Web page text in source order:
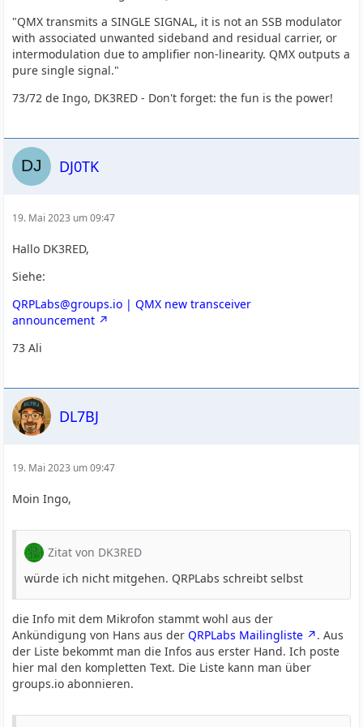
"QMX transmits a SINGLE SIGNAL, it is not an SSB modulator
with associated unwanted sideband and residual carrier, or
intermodulation due to amplifier non-linearity. QMX outputs a
pure single signal."
73/72 de Ingo, DK3RED - Don't forget: the fun is the power!
DJ0TK
19. Mai 2023 um 09:47
Hallo DK3RED,
Siehe:
QRPLabs@groups.io | QMX new transceiver
announcement
73 Ali
DL7BJ
19. Mai 2023 um 09:47
Moin Ingo,
Zitat von DK3RED
würde ich nicht mitgehen. QRPLabs schreibt selbst
die Info mit dem Mikrofon stammt wohl aus der
Ankündigung von Hans aus derQRPLabs Mailingliste
. Aus
der Liste bekommt man die Infos aus erster Hand. Ich poste
hier mal den kompletten Text. Die Liste kann man über
groups.io abonnieren.